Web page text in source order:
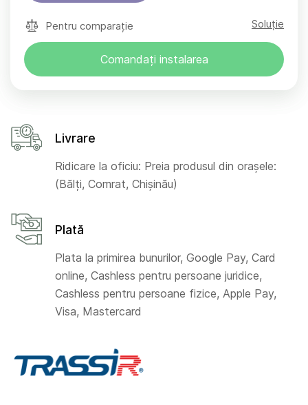
Pentru comparație Soluție
Comandați instalarea
Livrare
Ridicare la oficiu: Preia produsul din orașele:
(Bălți, Comrat, Chișinău)
Plată
Plata la primirea bunurilor, Google Pay, Card
online, Cashless pentru persoane juridice,
Cashless pentru persoane fizice, Apple Pay,
Visa, Mastercard